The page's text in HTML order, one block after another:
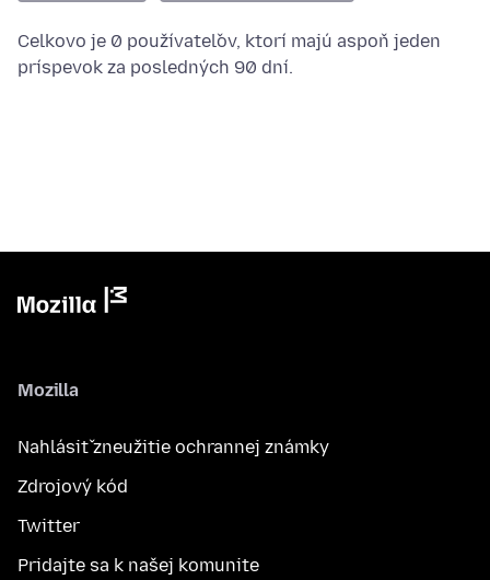
Celkovo je 0 používateľov, ktorí majú aspoň jeden
príspevok za posledných 90 dní.
Mozilla
Nahlásiť zneužitie ochrannej známky
Zdrojový kód
Twitter
Pridajte sa k našej komunite